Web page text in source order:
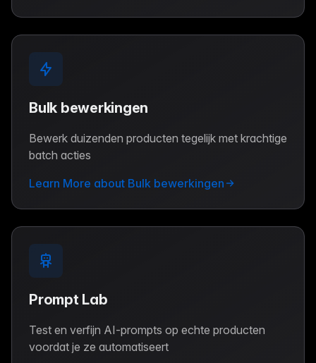
Bulk bewerkingen
Bewerk duizenden producten tegelijk met krachtige
batch acties
Learn More about Bulk bewerkingen
Prompt Lab
Test en verfijn AI-prompts op echte producten
voordat je ze automatiseert